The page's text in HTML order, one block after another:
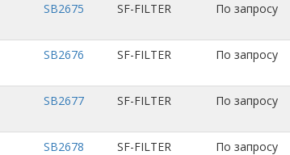
SB2675 SF-FILTER По запросу
SB2676 SF-FILTER По запросу
SB2677 SF-FILTER По запросу
SB2678 SF-FILTER По запросу